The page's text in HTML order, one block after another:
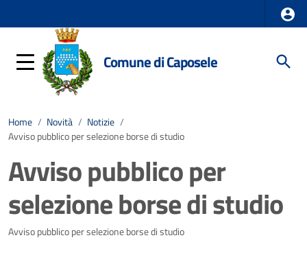
Comune di Caposele
Home / Novità / Notizie /
Avviso pubblico per selezione borse di studio
Avviso pubblico per
selezione borse di studio
Dettagli della notizia
Avviso pubblico per selezione borse di studio